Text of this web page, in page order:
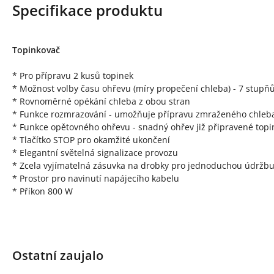
Specifikace produktu
Topinkovač
* Pro přípravu 2 kusů topinek
* Možnost volby času ohřevu (míry propečení chleba) - 7 stupňů
* Rovnoměrné opékání chleba z obou stran
* Funkce rozmrazování - umožňuje přípravu zmraženého
* Funkce opětovného ohřevu - snadný ohřev již připravené
* Tlačítko STOP pro okamžité ukončení
* Elegantní světelná signalizace provozu
* Zcela vyjímatelná zásuvka na drobky pro jednoduchou údržbu
* Prostor pro navinutí napájecího kabelu
* Příkon 800 W
Ostatní zaujalo